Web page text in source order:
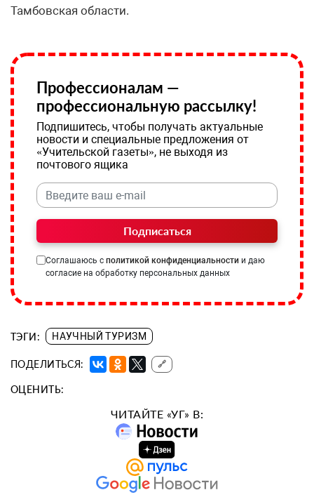
Тамбовская области.
Профессионалам —
профессиональную рассылку!
Подпишитесь, чтобы получать актуальные
новости и специальные предложения от
«Учительской газеты», не выходя из
почтового ящика
Подписаться
Соглашаюсь с политикой конфиденциальности и даю
согласие на обработку персональных данных
ТЭГИ: НАУЧНЫЙ ТУРИЗМ
ПОДЕЛИТЬСЯ: 🔗
ОЦЕНИТЬ:
ЧИТАЙТЕ «УГ» В: